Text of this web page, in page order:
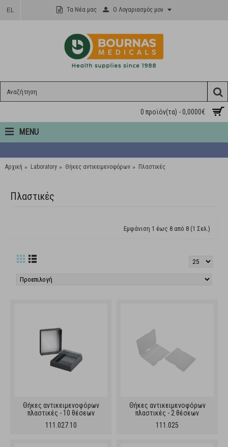
EL Τα Νέα μας Ο Λογαριασμός μου
0 προϊόν(τα) - 0,0000€
MENU
Αρχική Laboratory Θήκες αντικειμενοφόρων Πλαστικές
Πλαστικές
Εμφάνιση 1 έως 8 από 8 (1 Σελ.)
Θήκες αντικειμενοφόρων
πλαστικές - 10 θέσεων
111.027.10
Θήκες αντικειμενοφόρων
πλαστικές - 2 θέσεων
111.025